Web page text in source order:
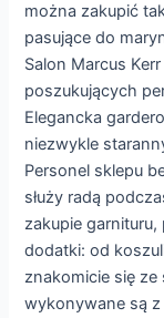
można zakupić
pasujące do
Salon Marcus
poszukujących
Elegancka
niezwykle
Personel sklepu
służy radą
zakupie
dodatki: od
znakomicie się ze
wykonywane są